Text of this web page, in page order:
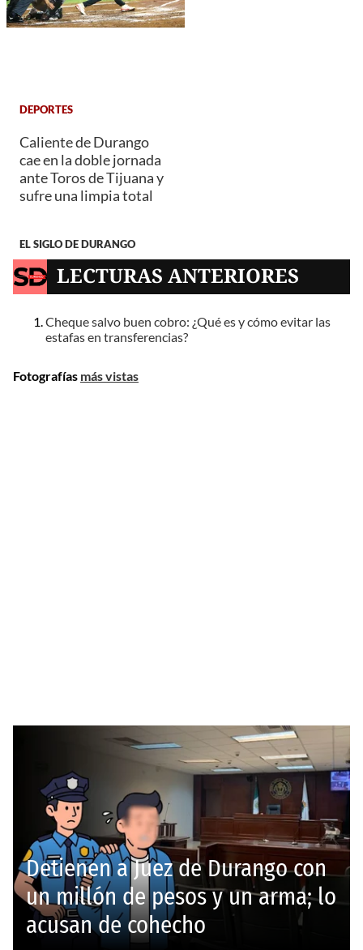
DEPORTES
Caliente de Durango
cae en la doble jornada
ante Toros de Tijuana y
sufre una limpia total
EL SIGLO DE DURANGO
LECTURAS ANTERIORES
Cheque salvo buen cobro: ¿Qué es y cómo evitar las
estafas en transferencias?
Fotografías más vistas